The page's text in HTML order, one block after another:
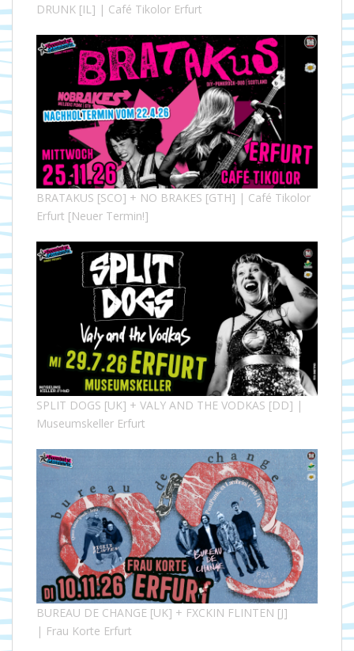
DRUNK [IL] | Café Tikolor Erfurt
BRATAKUS [SCO] + NO BRAKES [GTH] | Café Tikolor
Erfurt [Neuer Termin!]
SPLIT DOGS [UK] + VALY AND THE VODKAS [DD] |
Museumskeller Erfurt
BUREAU DE CHANGE [UK] + FXCKIN FLINTEN [J]
| Frau Korte Erfurt